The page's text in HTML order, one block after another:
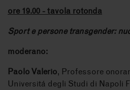
ore 19.00 - tavola rotonda
Sport e persone transgender:
moderano:
Paolo Valerio, Professore
Universitá degli Studi di Napoli